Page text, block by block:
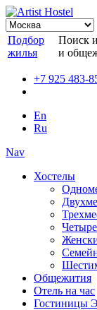
Подбор
жилья
Поиск
и
+7 925 483-
En
Ru
Nav
Хостелы
Общежития
Отель на час
Гостиницы